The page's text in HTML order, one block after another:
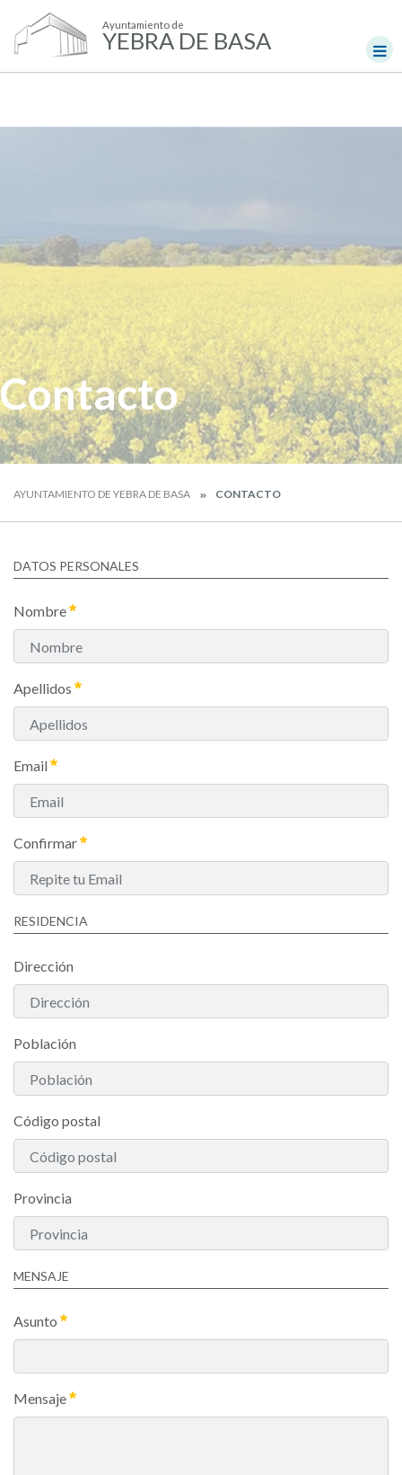
Ayuntamiento de
YEBRA DE BASA
Contacto
AYUNTAMIENTO DE YEBRA DE BASA CONTACTO
DATOS PERSONALES
Nombre
Apellidos
Email
Confirmar
RESIDENCIA
Dirección
Población
Código postal
Provincia
MENSAJE
Asunto
Mensaje